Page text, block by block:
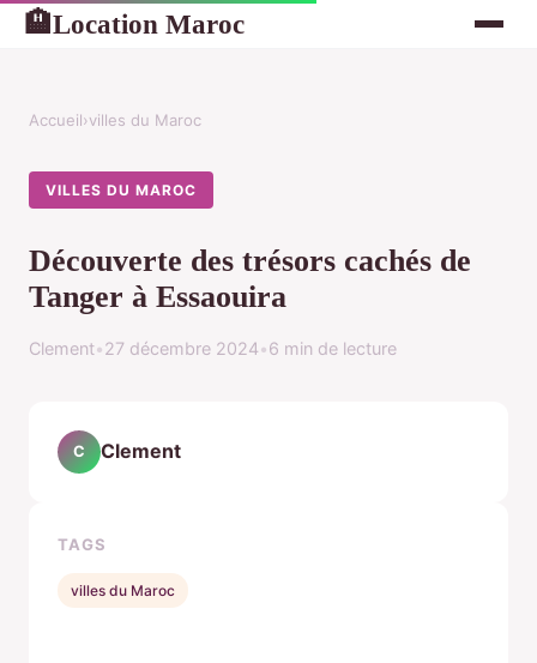
🏨Location Maroc
Accueil›villes du Maroc
VILLES DU MAROC
Découverte des trésors cachés de
Tanger à Essaouira
Clement•27 décembre 2024•6 min de lecture
C Clement
TAGS
villes du Maroc